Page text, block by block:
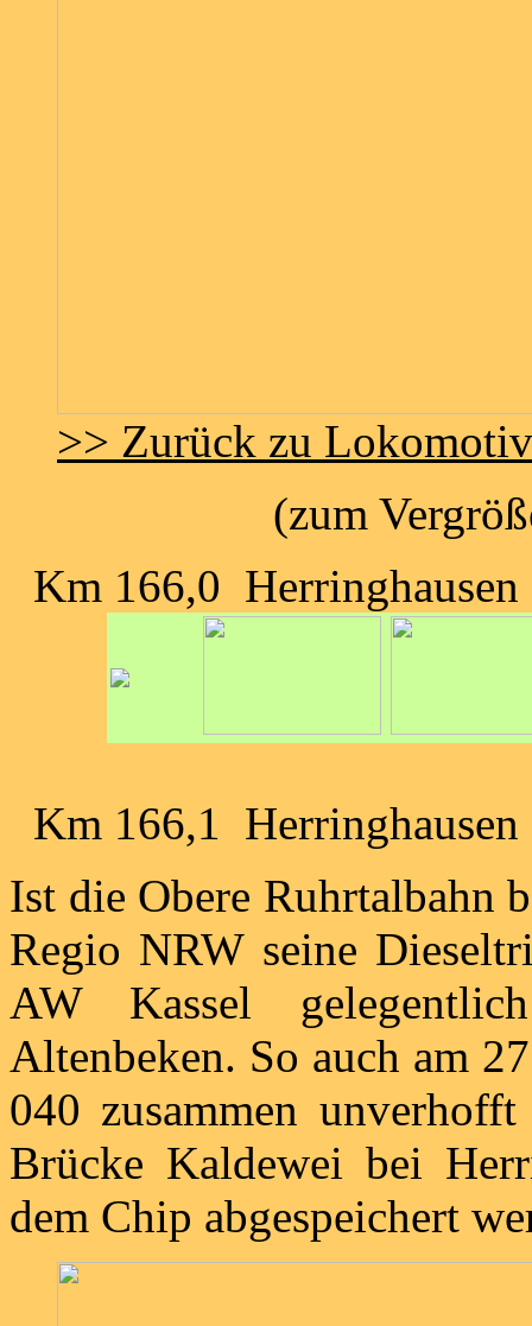
>> Zurück zu
(zum
Km 166,0 Herringhausen
Km 166,1 Herringhausen
Ist die Obere Ruhrtalbahn
Regio NRW seine
AW Kassel
Altenbeken. So auch am
040 zusammen
Brücke Kaldewei bei
dem Chip abgespeichert